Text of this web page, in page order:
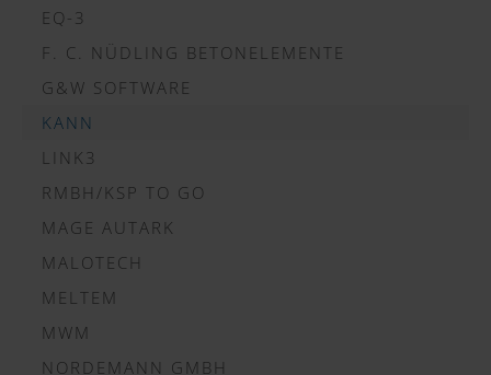
EQ-3
F. C. NÜDLING BETONELEMENTE
G&W SOFTWARE
KANN
LINK3
RMBH/KSP TO GO
MAGE AUTARK
MALOTECH
MELTEM
MWM
NORDEMANN GMBH